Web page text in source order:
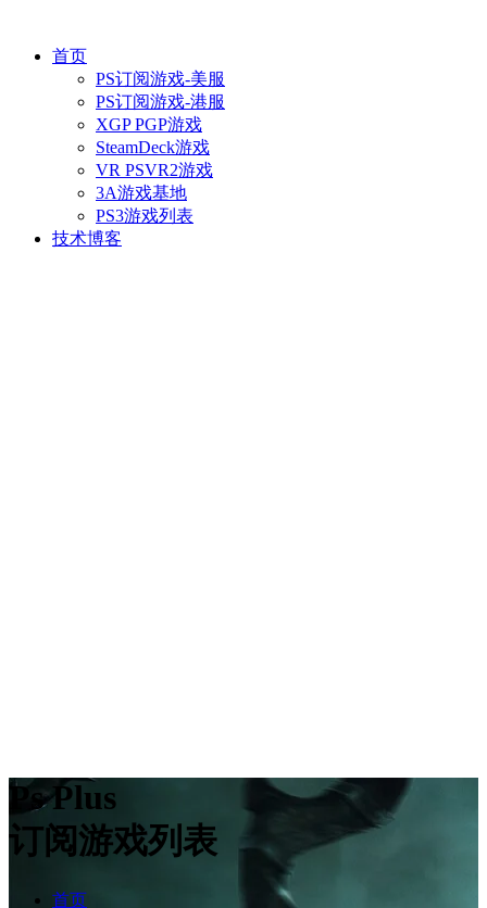
首页
PS订阅游戏-美服
PS订阅游戏-港服
XGP PGP游戏
SteamDeck游戏
VR PSVR2游戏
3A游戏基地
PS3游戏列表
技术博客
Ps Plus
订阅游戏列表
首页